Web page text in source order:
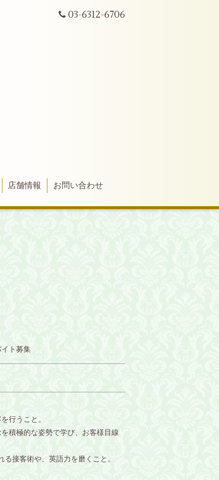
03-6312-6706
店舗情報 お問い合わせ
ト募集
行うこと。
積極的な姿勢で学び、お客様目線
接客術や、英語力を磨くこと。